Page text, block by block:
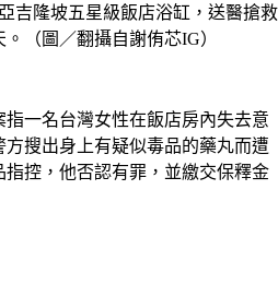
。（圖／翻攝自謝侑芯IG）
搜出身上有疑似毒品的藥丸而遭
控，他否認有罪，並繳交保釋金